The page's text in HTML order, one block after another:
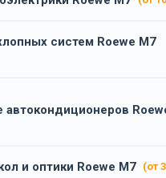
систем Roewe M7
автокондиционеров
и оптики Roewe M7 (от